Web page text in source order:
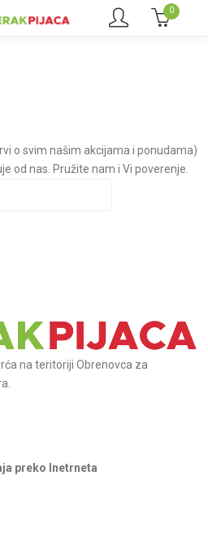
0
o svim našim akcijama i ponudama)
od nas. Pružite nam i Vi poverenje.
na teritoriji Obrenovca za
preko Inetrneta